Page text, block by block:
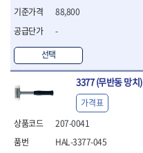
- 방폭스패너
- 방폭비트소켓
- 방폭아답타
- 방폭T렌치
- 방폭드라이버
- 방폭펀치
- 절연포지비트소켓
철공공구
- 볼트커터
88,800
-
선택
3377 (무반동 망치)
207-0041
HAL-3377-045
가격표